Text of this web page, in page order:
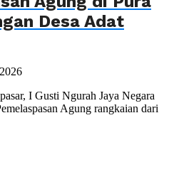
Desa Adat
I Gusti Ngurah Jaya Negara
Agung rangkaian dari